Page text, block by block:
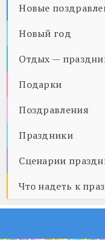
Новые
Новый год
Отдых —
Подарки
Поздравления
Праздники
Сценарии
Что надеть к